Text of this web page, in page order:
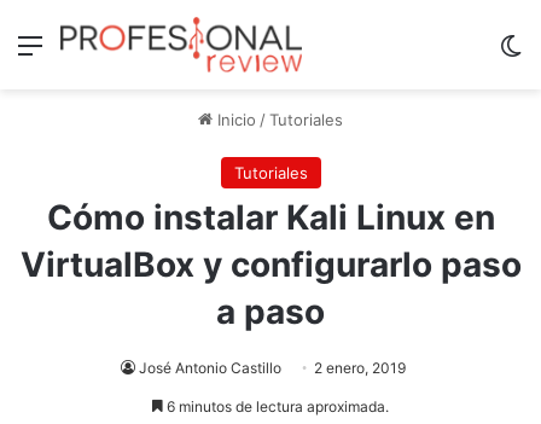
Menú
Inicio /Tutoriales
Tutoriales
Cómo instalar Kali Linux en
VirtualBox y configurarlo paso
a paso
José Antonio Castillo 2 enero, 2019
6 minutos de lectura aproximada.